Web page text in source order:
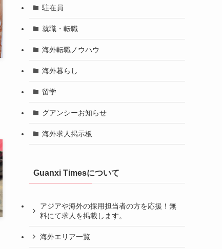
駐在員
就職・転職
海外転職ノウハウ
海外暮らし
留学
グアンシーお知らせ
海外求人掲示板
Guanxi Timesについて
アジアや海外の採用担当者の方を応援！無
料にて求人を掲載します。
海外エリア一覧